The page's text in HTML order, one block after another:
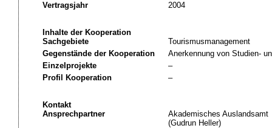
Vertragsjahr
2004
Inhalte der Kooperation
Sachgebiete
Tourismusmanagement
Gegenstände der Kooperation
Anerkennung von Studien-
Einzelprojekte
–
Profil Kooperation
–
Kontakt
Ansprechpartner
Akademisches Auslandsamt
(Gudrun Heller)